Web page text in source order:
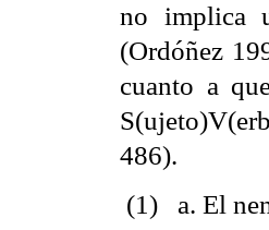
no implica
(Ordóñez
cuanto a
486).
(1) a. El nen